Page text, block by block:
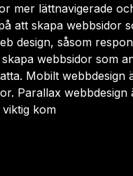
mer lättnavigerade
att skapa webbsidor
design, såsom
webbsidor som
Mobilt
Parallax
kom